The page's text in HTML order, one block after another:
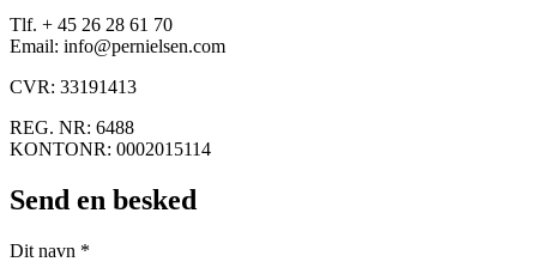
Tlf. + 45 26 28 61 70
Email: info@pernielsen.com
CVR: 33191413
REG. NR: 6488
KONTONR: 0002015114
Send en besked
Dit navn *